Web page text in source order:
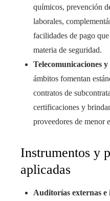
químicos, prevención
laborales,
facilidades de pago
materia de seguridad.
Telecomunicaciones
ámbitos fomentan
contratos de
certificaciones y
proveedores de menor
Instrumentos y
aplicadas
Auditorías externas e